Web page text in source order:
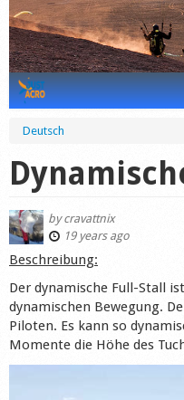
News
Videos
Forum
Startplaces
Calendar
Gear
Deutsch
bycravattnix
19 years ago
Beschreibung:
Der dynamische Full-Stall
dynamischen Bewegung.
Piloten. Es kann so
Momente die Höhe des